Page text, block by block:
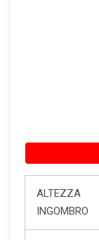
ALTEZZA
INGOMBRO